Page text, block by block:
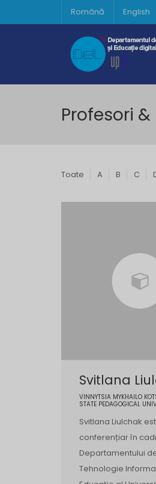
Română English
Profesori
Toate A B C
Svitlana
VINNYTSIA MYKHAILO
STATE PEDAGOGICAL
Svitlana Liulchak
conferențiar în
Departamentului
Tehnologie